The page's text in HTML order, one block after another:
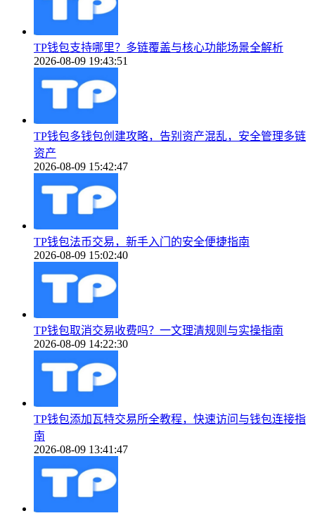
TP钱包支持哪里？多链覆盖与核心功能场景全解析
2026-08-09 19:43:51
TP钱包多钱包创建攻略，告别资产混乱，安全管理多链
资产
2026-08-09 15:42:47
TP钱包法币交易，新手入门的安全便捷指南
2026-08-09 15:02:40
TP钱包取消交易收费吗？一文理清规则与实操指南
2026-08-09 14:22:30
TP钱包添加瓦特交易所全教程，快速访问与钱包连接指
南
2026-08-09 13:41:47